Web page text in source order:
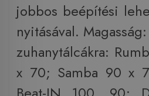
jobbos beépítési
nyitásával.
zuhanytálcákra:
x 70; Samba 90 x